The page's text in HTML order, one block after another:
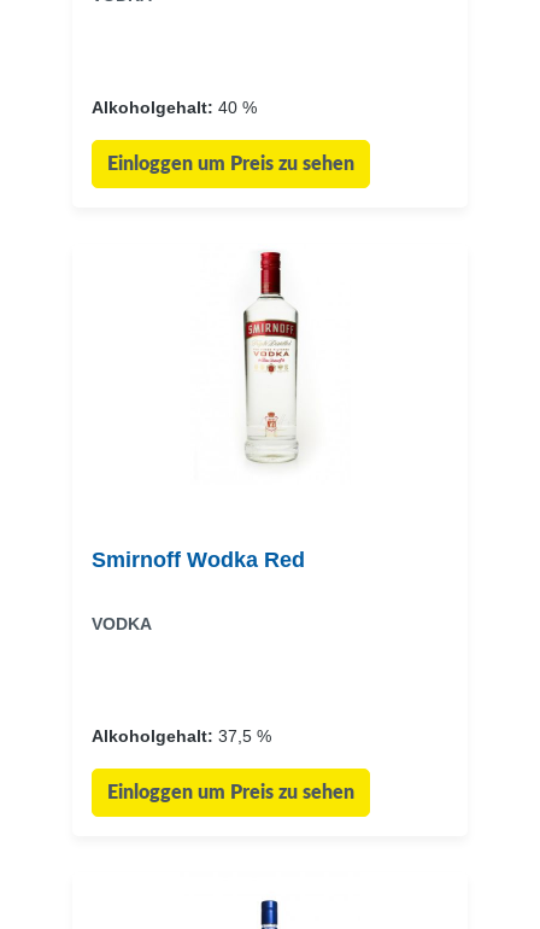
Alkoholgehalt: 40 %
Einloggen um Preis zu sehen
Smirnoff Wodka Red
VODKA
Alkoholgehalt: 37,5 %
Einloggen um Preis zu sehen